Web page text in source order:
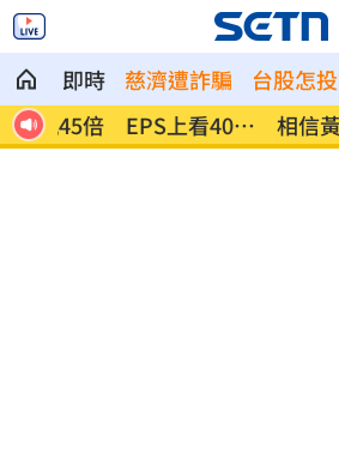
即時 慈濟遭詐騙 台股怎
相信黃仁勳？喊逢低買AI股